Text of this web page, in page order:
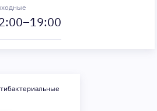
:00–19:00